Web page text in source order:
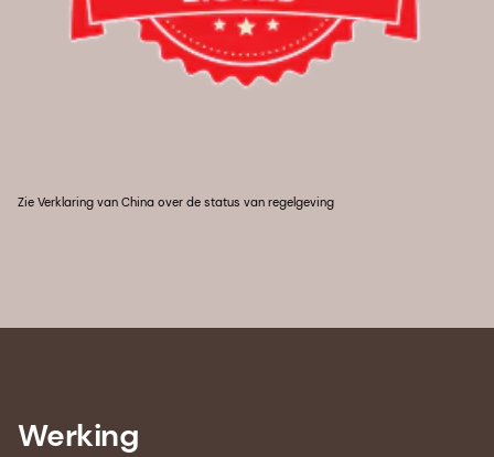
Zie Verklaring van China over de status van regelgeving
Werking